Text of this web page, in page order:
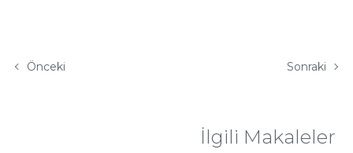
Önceki Sonraki
İlgili Makaleler